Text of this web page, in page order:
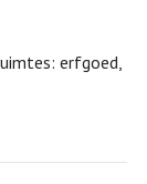
erfgoed,